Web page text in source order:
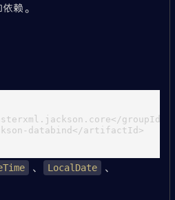
赖。
groupId>
databind</artifactId>
、 LocalDate 、